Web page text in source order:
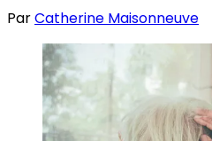
ParCatherine Maisonneuve